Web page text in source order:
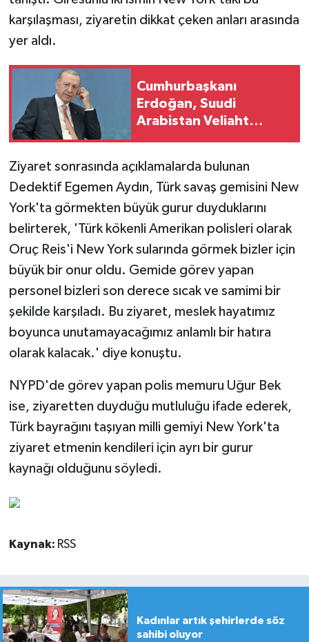
karşılaşması, ziyaretin dikkat çeken anları arasında
yer aldı.
Cumhurbaşkanı
Erdoğan, Suudi
Arabistan Veliaht
Ziyaret sonrasında açıklamalarda bulunan
Dedektif Egemen Aydın, Türk savaş gemisini New
York'ta görmekten büyük gurur duyduklarını
belirterek, 'Türk kökenli Amerikan polisleri olarak
Oruç Reis'i New York sularında görmek bizler için
büyük bir onur oldu. Gemide görev yapan
personel bizleri son derece sıcak ve samimi bir
şekilde karşıladı. Bu ziyaret, meslek hayatımız
boyunca unutamayacağımız anlamlı bir hatıra
olarak kalacak.' diye konuştu.
NYPD'de görev yapan polis memuru Uğur Bek
ise, ziyaretten duyduğu mutluluğu ifade ederek,
Türk bayrağını taşıyan milli gemiyi New York'ta
ziyaret etmenin kendileri için ayrı bir gurur
kaynağı olduğunu söyledi.
Kaynak: RSS
Kadınlar artık şehirlerde söz
sahibi oluyor